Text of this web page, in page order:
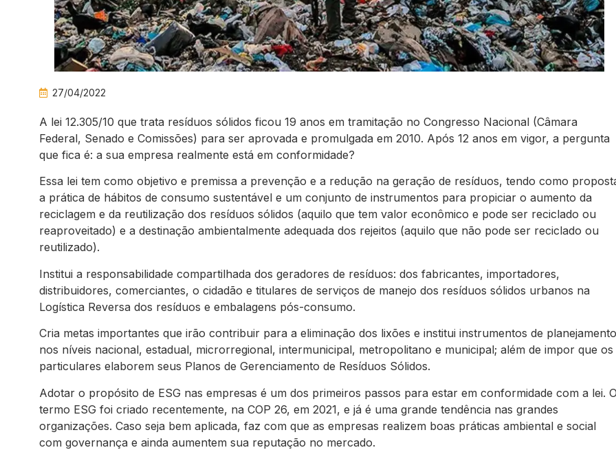
27/04/2022
A lei 12.305/10 que trata resíduos sólidos ficou 19 anos em tramitação no Congresso Nacional (Câmara
Federal, Senado e Comissões) para ser aprovada e promulgada em 2010. Após 12 anos em vigor, a pergunta
que fica é: a sua empresa realmente está em conformidade?
Essa lei tem como objetivo e premissa a prevenção e a redução na geração de resíduos, tendo como
a prática de hábitos de consumo sustentável e um conjunto de instrumentos para propiciar o aumento da
reciclagem e da reutilização dos resíduos sólidos (aquilo que tem valor econômico e pode ser reciclado ou
reaproveitado) e a destinação ambientalmente adequada dos rejeitos (aquilo que não pode ser reciclado ou
reutilizado).
Institui a responsabilidade compartilhada dos geradores de resíduos: dos fabricantes, importadores,
distribuidores, comerciantes, o cidadão e titulares de serviços de manejo dos resíduos sólidos urbanos na
Logística Reversa dos resíduos e embalagens pós-consumo.
Cria metas importantes que irão contribuir para a eliminação dos lixões e institui instrumentos de planejamento
nos níveis nacional, estadual, microrregional, intermunicipal, metropolitano e municipal; além de impor que os
particulares elaborem seus Planos de Gerenciamento de Resíduos Sólidos.
Adotar o propósito de ESG nas empresas é um dos primeiros passos para estar em conformidade com a lei.
termo ESG foi criado recentemente, na COP 26, em 2021, e já é uma grande tendência nas grandes
organizações. Caso seja bem aplicada, faz com que as empresas realizem boas práticas ambiental e social
com governança e ainda aumentem sua reputação no mercado.